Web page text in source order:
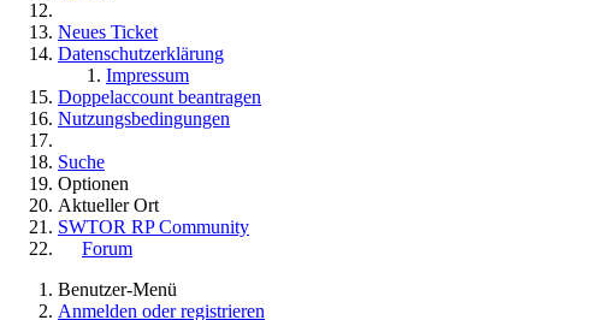
Neues Ticket
Datenschutzerklärung
Impressum
Doppelaccount beantragen
Nutzungsbedingungen
Suche
Optionen
Aktueller Ort
SWTOR RP Community
Forum
Benutzer-Menü
Anmelden oder registrieren